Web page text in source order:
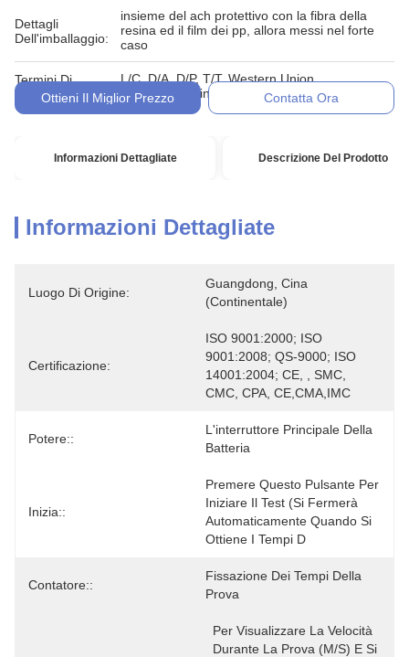
Dettagli
Dell'imballaggio:
insieme del ach protettivo con la fibra della
resina ed il film dei pp, allora messi nel forte
caso
Termini Di
Pagamento:
L/C, D/A, D/P, T/T, Western Union,
MoneyGram, in denaro, impegno
Ottieni Il Miglior Prezzo Contatta Ora
Informazioni Dettagliate Descrizione Del Prodotto
Informazioni Dettagliate
Luogo Di Origine:
Guangdong, Cina
(continentale)
Certificazione:
ISO 9001:2000; ISO
9001:2008; QS-9000; ISO
14001:2004; CE, , SMC,
CMC, CPA, CE,CMA,IMC
Potere::
L'interruttore Principale Della
Batteria
Inizia::
Premere Questo Pulsante Per
Iniziare Il Test (si Fermerà
Automaticamente Quando Si
Ottiene I Tempi D
Contatore::
Fissazione Dei Tempi Della
Prova
Per Visualizzare La Velocità
Durante La Prova (m/s) E Si